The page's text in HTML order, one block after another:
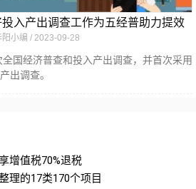
入产出调查工作为五经普助力提效
阳小编 2023-09-28
国经济普查和投入产出调查，并首次采用
出调查。
增值税70%退税
理的17类170个项目